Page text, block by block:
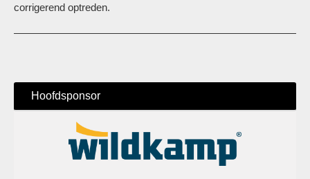
corrigerend optreden.
Hoofdsponsor